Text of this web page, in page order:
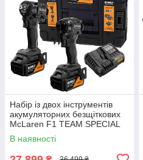
Набір із двох інструментів
акумуляторних безщіткових
McLaren F1 TEAM SPECIAL
EDITION DeWALT
DCK2224MP2T
В наявності